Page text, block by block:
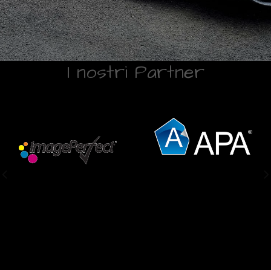
I nostri Partner